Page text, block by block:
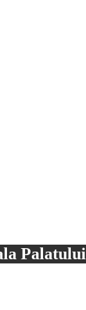
Palatului